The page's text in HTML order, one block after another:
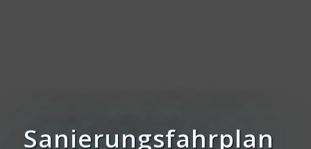
Sanierungsfahrplan